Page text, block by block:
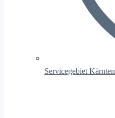
Servicegebiet Kärnten